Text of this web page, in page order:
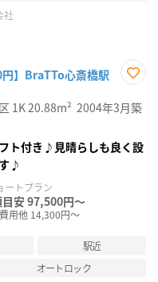
社
】BraTTo心斎橋駅
に入
り登
1K20.88m² 2004年3月築
ト付き♪見晴らしも良く設
♪
ートプラン
目安 97,500円～
用他 14,300円～
駅近
オートロック